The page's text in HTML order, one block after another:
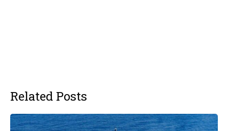
Related Posts